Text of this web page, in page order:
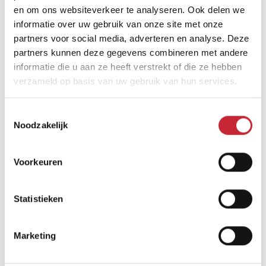
en om ons websiteverkeer te analyseren. Ook delen we
informatie over uw gebruik van onze site met onze
partners voor social media, adverteren en analyse. Deze
partners kunnen deze gegevens combineren met andere
informatie die u aan ze heeft verstrekt of die ze hebben
verzameld op basis van uw gebruik van hun services.
Noodzakelijk
Voorkeuren
Statistieken
Marketing
Vind een dealer
Vergelijkbare producten